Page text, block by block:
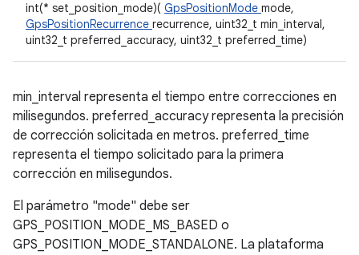
int(* set_position_mode)( GpsPositionMode mode,
GpsPositionRecurrence recurrence, uint32_t min_interval,
uint32_t preferred_accuracy, uint32_t preferred_time)
min_interval representa el tiempo entre correcciones en
milisegundos. preferred_accuracy representa la precisión
de corrección solicitada en metros. preferred_time
representa el tiempo solicitado para la primera
corrección en milisegundos.
El parámetro "mode" debe ser
GPS_POSITION_MODE_MS_BASED o
GPS_POSITION_MODE_STANDALONE. La plataforma